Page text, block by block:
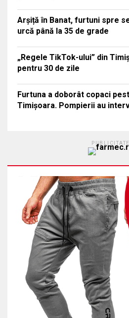
Arșiță în Banat, furtuni spre
urcă până la 35 de grade
„Regele TikTok-ului” din
pentru 30 de zile
Furtuna a doborât copaci
Timișoara. Pompierii au
PUBLICITATE